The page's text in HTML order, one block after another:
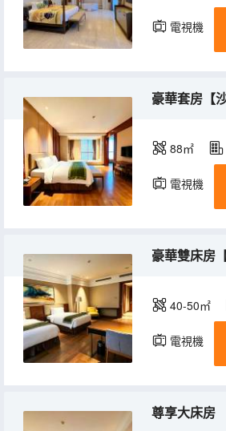
電視機
88㎡
電視機
40-50㎡
電視機
尊享大床房